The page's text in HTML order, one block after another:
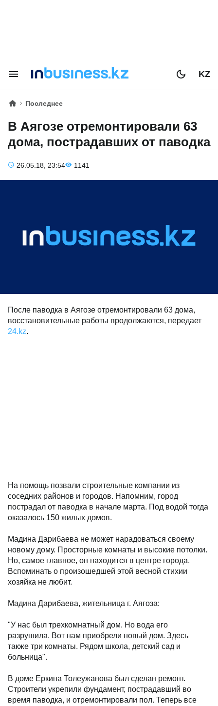
KZ
Последнее
В Аягозе отремонтировали 63
дома, пострадавших от паводка
26.05.18, 23:54 1141
После паводка в Аягозе отремонтировали 63 дома,
восстановительные работы продолжаются, передает
24.kz.
На помощь позвали строительные компании из
соседних районов и городов. Напомним, город
пострадал от паводка в начале марта. Под водой тогда
оказалось 150 жилых домов.
Мадина Дарибаева не может нарадоваться своему
новому дому. Просторные комнаты и высокие потолки.
Но, самое главное, он находится в центре города.
Вспоминать о произошедшей этой весной стихии
хозяйка не любит.
Мадина Дарибаева, жительница г. Аягоза:
"У нас был трехкомнатный дом. Но вода его
разрушила. Вот нам приобрели новый дом. Здесь
также три комнаты. Рядом школа, детский сад и
больница".
В доме Еркина Толеужанова был сделан ремонт.
Строители укрепили фундамент, пострадавший во
время паводка, и отремонтировали пол. Теперь все